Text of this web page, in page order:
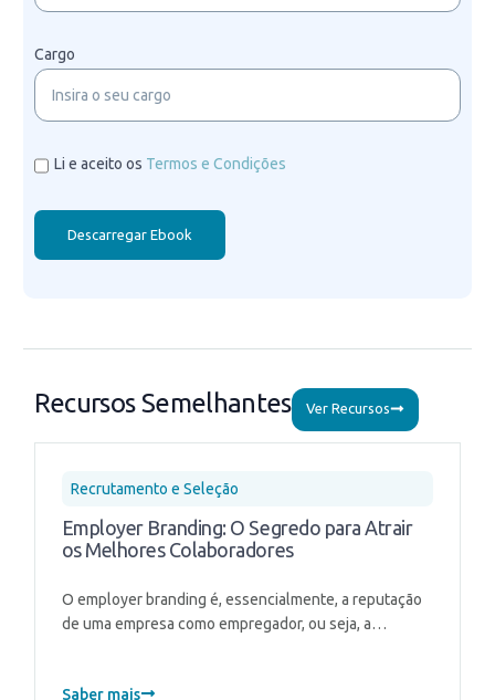
Cargo
Li e aceito os Termos e Condições
Recursos Semelhantes Ver Recursos
Recrutamento e Seleção
Employer Branding: O Segredo para Atrair
os Melhores Colaboradores
O employer branding é, essencialmente, a reputação
de uma empresa como empregador, ou seja, a…
Saber mais